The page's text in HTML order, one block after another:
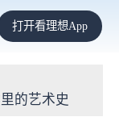
打开看理想App
的艺术史